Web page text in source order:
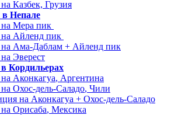
Казбек, Грузия
в Непале
Мера пик
Айленд пик
Ама-Даблам + Айленд пик
Эверест
Кордильерах
на Аконкагуа, Аргентина
на Охос-дель-Саладо, Чили
на Аконкагуа + Охос-дель-Саладо
на Орисаба, Мексика